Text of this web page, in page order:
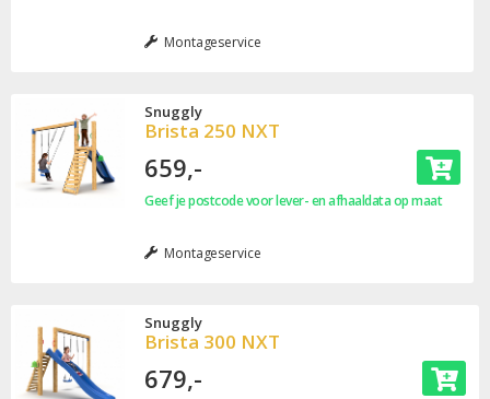
Montageservice
Snuggly
Brista 250 NXT
659,-
Geef je postcode voor lever- en afhaaldata op maat
Montageservice
Snuggly
Brista 300 NXT
679,-